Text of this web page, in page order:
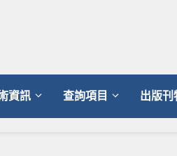
資訊 查詢項目 出版刊